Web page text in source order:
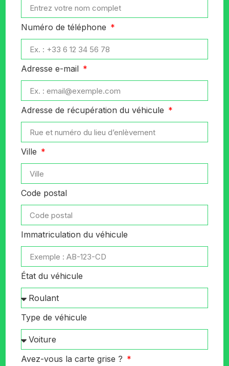
Numéro de téléphone
Adresse e-mail
Adresse de récupération du véhicule
Ville
Code postal
Immatriculation du véhicule
État du véhicule
Type de véhicule
Avez-vous la carte grise ?